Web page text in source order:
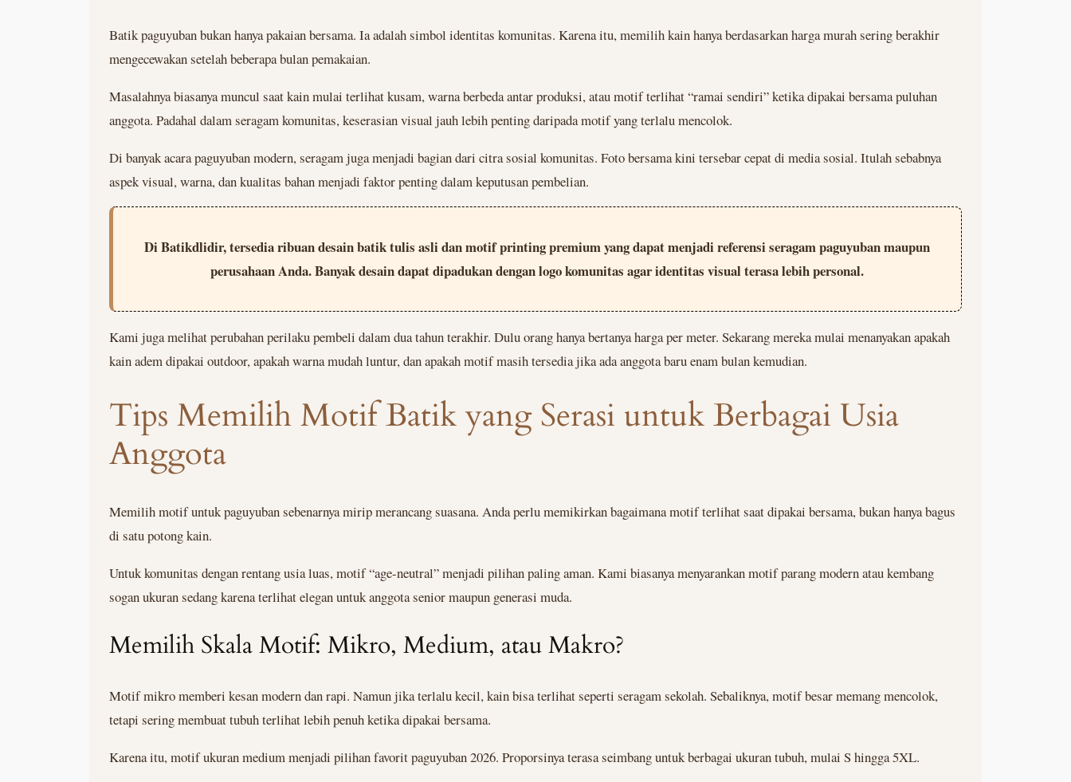
Batik paguyuban bukan hanya pakaian bersama. Ia adalah simbol identitas komunitas. Karena itu, memilih kain hanya berdasarkan harga murah sering berakhir
mengecewakan setelah beberapa bulan pemakaian.
Masalahnya biasanya muncul saat kain mulai terlihat kusam, warna berbeda antar produksi, atau motif terlihat “ramai sendiri” ketika dipakai bersama puluhan
anggota. Padahal dalam seragam komunitas, keserasian visual jauh lebih penting daripada motif yang terlalu mencolok.
Di banyak acara paguyuban modern, seragam juga menjadi bagian dari citra sosial komunitas. Foto bersama kini tersebar cepat di media sosial. Itulah sebabnya
aspek visual, warna, dan kualitas bahan menjadi faktor penting dalam keputusan pembelian.
Di Batikdlidir, tersedia ribuan desain batik tulis asli dan motif printing premium yang dapat menjadi referensi seragam paguyuban maupun
perusahaan Anda. Banyak desain dapat dipadukan dengan logo komunitas agar identitas visual terasa lebih personal.
Kami juga melihat perubahan perilaku pembeli dalam dua tahun terakhir. Dulu orang hanya bertanya harga per meter. Sekarang mereka mulai menanyakan apakah
kain adem dipakai outdoor, apakah warna mudah luntur, dan apakah motif masih tersedia jika ada anggota baru enam bulan kemudian.
Tips Memilih Motif Batik yang Serasi untuk Berbagai Usia
Anggota
Memilih motif untuk paguyuban sebenarnya mirip merancang suasana. Anda perlu memikirkan bagaimana motif terlihat saat dipakai bersama, bukan hanya bagus
di satu potong kain.
Untuk komunitas dengan rentang usia luas, motif “age-neutral” menjadi pilihan paling aman. Kami biasanya menyarankan motif parang modern atau kembang
sogan ukuran sedang karena terlihat elegan untuk anggota senior maupun generasi muda.
Memilih Skala Motif: Mikro, Medium, atau Makro?
Motif mikro memberi kesan modern dan rapi. Namun jika terlalu kecil, kain bisa terlihat seperti seragam sekolah. Sebaliknya, motif besar memang mencolok,
tetapi sering membuat tubuh terlihat lebih penuh ketika dipakai bersama.
Karena itu, motif ukuran medium menjadi pilihan favorit paguyuban 2026. Proporsinya terasa seimbang untuk berbagai ukuran tubuh, mulai S hingga 5XL.